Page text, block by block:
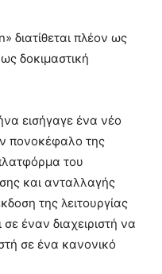
διατίθεται πλέον ως
δοκιμαστική
εισήγαγε ένα νέο
πονοκέφαλο της
του
και ανταλλαγής
της λειτουργίας
έναν διαχειριστή να
σε ένα κανονικό